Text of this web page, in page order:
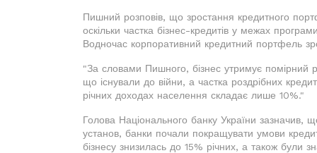
Пишний розповів, що зростання кредитного
оскільки частка бізнес-кредитів у межах
Водночас корпоративний кредитний портфель
"За словами Пишного, бізнес утримує помірний
що існували до війни, а частка роздрібних
річних доходах населення складає лише 10%."
Голова Національного банку України зазначив,
установ, банки почали покращувати умови
бізнесу знизилась до 15% річних, а також були